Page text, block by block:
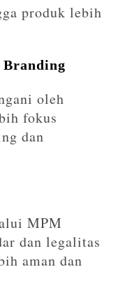
produk lebih
Branding
oleh
fokus
dan
MPM
dan legalitas
aman dan